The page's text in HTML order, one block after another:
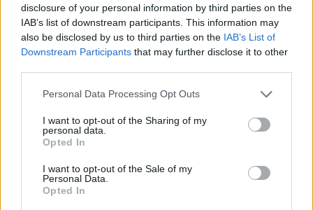
disclosure of your personal information by third parties on the
IAB’s list of downstream participants. This information may
also be disclosed by us to third parties on the IAB’s List of
Downstream Participants that may further disclose it to other
Please note that this website/app uses one or more Google
not limited to your visit or usage behaviour. You may click to
grant or deny consent to Google and its third-party tags to
use your data for below specified purposes in below Google
consent section.
Personal Data Processing Opt Outs
I want to opt-out of the Sharing of my
personal data.
Opted In
I want to opt-out of the Sale of my
Personal Data.
Opted In
Sigue leyendo